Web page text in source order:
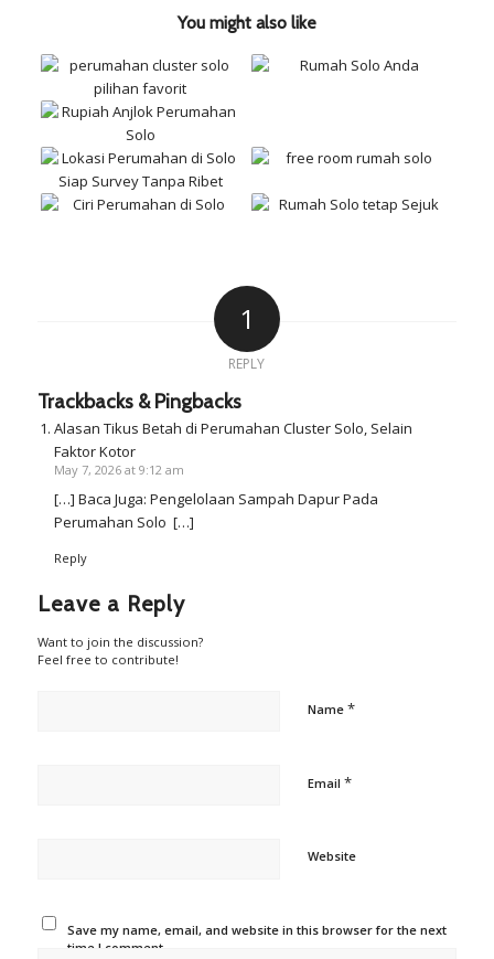
You might also like
1
REPLY
Trackbacks & Pingbacks
Alasan Tikus Betah di Perumahan Cluster Solo, Selain
Faktor Kotor
May 7, 2026 at 9:12 am
[…] Baca Juga: Pengelolaan Sampah Dapur Pada
Perumahan Solo […]
Reply
Leave a Reply
Want to join the discussion?
Feel free to contribute!
Name *
Email *
Website
Save my name, email, and website in this browser for the next
time I comment.